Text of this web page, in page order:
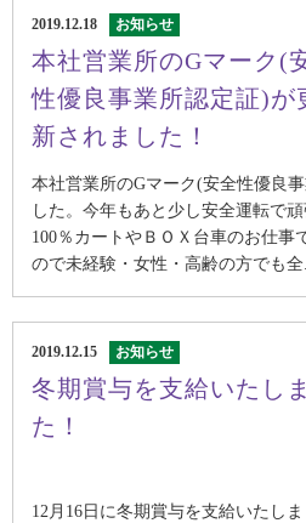
2019.12.18 お知らせ
本社営業所のGマーク(
性優良事業所認定証)が
新されました！
本社営業所のGマーク(安全性優良
した。今年もあと少し安全運転で
100％カートやＢＯＸ台車のお仕事
ので未経験・女性・高齢の方でも全
2019.12.15 お知らせ
冬期賞与を支給いたし
た！
12月16日に冬期賞与を支給いたし